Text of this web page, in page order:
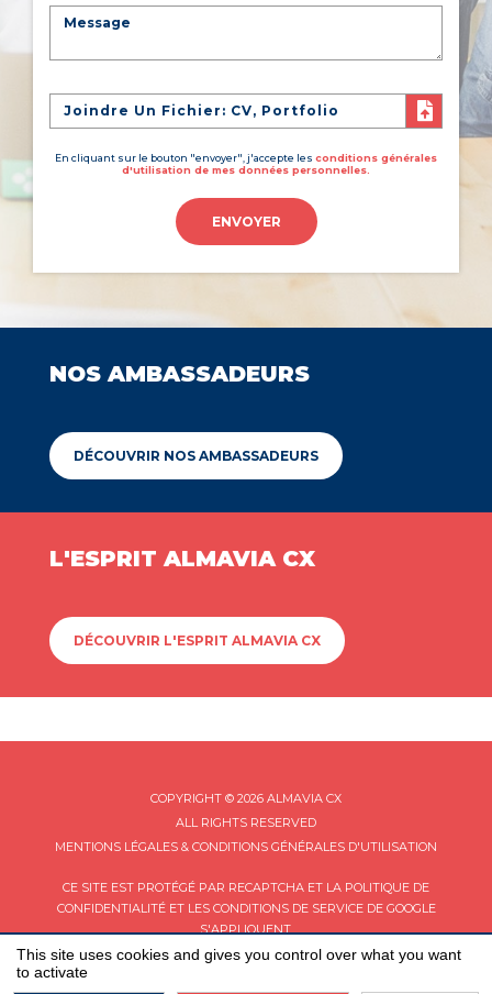
Joindre Un Fichier: CV, Portfolio
En cliquant sur le bouton "envoyer", j'accepte les conditions générales
d'utilisation de mes données personnelles.
ENVOYER
NOS AMBASSADEURS
DÉCOUVRIR NOS AMBASSADEURS
L'ESPRIT ALMAVIA CX
DÉCOUVRIR L'ESPRIT ALMAVIA CX
COPYRIGHT © 2026 ALMAVIA CX
ALL RIGHTS RESERVED
MENTIONS LÉGALES & CONDITIONS GÉNÉRALES D'UTILISATION
CE SITE EST PROTÉGÉ PAR RECAPTCHA ET LA POLITIQUE DE
CONFIDENTIALITÉET LES CONDITIONS DE SERVICEDE GOOGLE
S'APPLIQUENT.
This site uses cookies and gives you control over what you want
to activate